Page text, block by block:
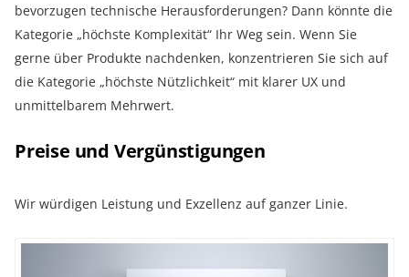
bevorzugen technische Herausforderungen? Dann könnte die
Kategorie „höchste Komplexität“ Ihr Weg sein. Wenn Sie
gerne über Produkte nachdenken, konzentrieren Sie sich auf
die Kategorie „höchste Nützlichkeit“ mit klarer UX und
unmittelbarem Mehrwert.
Preise und Vergünstigungen
Wir würdigen Leistung und Exzellenz auf ganzer Linie.